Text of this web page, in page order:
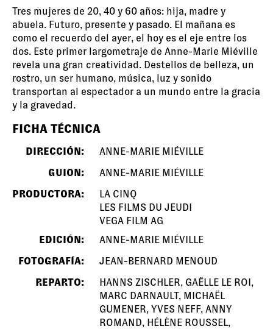
Tres mujeres de 20, 40 y 60 años: hija, madre y
abuela. Futuro, presente y pasado. El mañana es
como el recuerdo del ayer, el hoy es el eje entre los
dos. Este primer largometraje de Anne-Marie Miéville
revela una gran creatividad. Destellos de belleza, un
rostro, un ser humano, música, luz y sonido
transportan al espectador a un mundo entre la gracia
y la gravedad.
FICHA TÉCNICA
DIRECCIÓN:
ANNE-MARIE MIÉVILLE
GUION:
ANNE-MARIE MIÉVILLE
PRODUCTORA:
LA CINQ
LES FILMS DU JEUDI
VEGA FILM AG
EDICIÓN:
ANNE-MARIE MIÉVILLE
FOTOGRAFÍA:
JEAN-BERNARD MENOUD
REPARTO:
HANNS ZISCHLER, GAËLLE LE ROI,
MARC DARNAULT, MICHAËL
GUMENER, YVES NEFF, ANNY
ROMAND, HÉLÈNE ROUSSEL,